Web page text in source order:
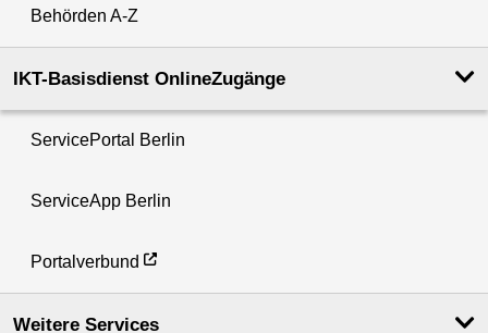
Behörden A-Z
IKT-Basisdienst OnlineZugänge
ServicePortal Berlin
ServiceApp Berlin
Portalverbund
Weitere Services